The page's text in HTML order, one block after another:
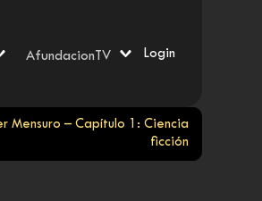
AfundacionTV Login
Mensuro – Capítulo 1: Ciencia
ficción